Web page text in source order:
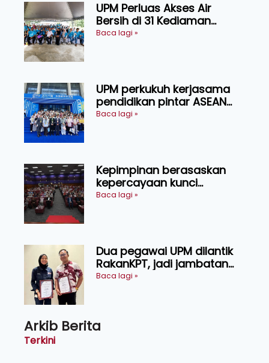
UPM Perluas Akses Air
Bersih di 31 Kediaman
Orang Asli Tasik Chini
Baca lagi »
UPM perkukuh kerjasama
pendidikan pintar ASEAN
menerusi lawatan rasmi ke
Baca lagi »
Kepimpinan berasaskan
kepercayaan kunci
kecemerlangan institusi -
Baca lagi »
Dua pegawai UPM dilantik
RakanKPT, jadi jambatan
maklumat ke akar umbi
Baca lagi »
Arkib Berita
Terkini